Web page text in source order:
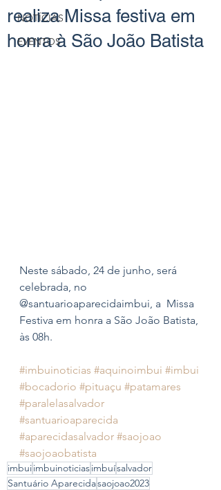
NOTÍCIAS
EVENTOS
realiza Missa festiva em
honra à São João Batista
Neste sábado, 24 de junho, será
celebrada, no
@santuarioaparecidaimbui, a  Missa
Festiva em honra a São João Batista,
às 08h.
#imbuinoticias #aquinoimbui #imbui
#bocadorio #pituaçu #patamares
#paralelasalvador
#santuarioaparecida
#aparecidasalvador #saojoao
#saojoaobatista
imbuiimbuinoticiasimbuísalvador
Santuário Aparecidasaojoao2023